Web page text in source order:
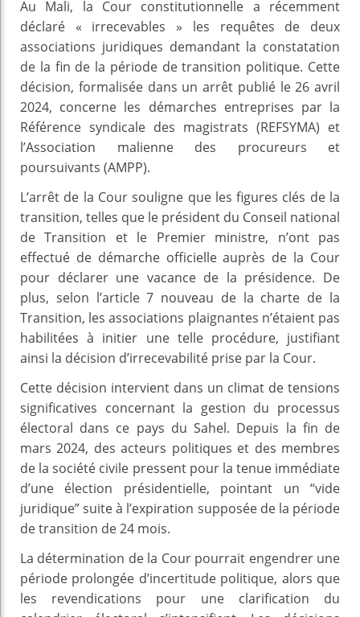
Au Mali, la Cour constitutionnelle a récemment
déclaré « irrecevables » les requêtes de deux
associations juridiques demandant la constatation
de la fin de la période de transition politique. Cette
décision, formalisée dans un arrêt publié le 26 avril
2024, concerne les démarches entreprises par la
Référence syndicale des magistrats (REFSYMA) et
l’Association malienne des procureurs et
poursuivants (AMPP).
L’arrêt de la Cour souligne que les figures clés de la
transition, telles que le président du Conseil national
de Transition et le Premier ministre, n’ont pas
effectué de démarche officielle auprès de la Cour
pour déclarer une vacance de la présidence. De
plus, selon l’article 7 nouveau de la charte de la
Transition, les associations plaignantes n’étaient pas
habilitées à initier une telle procédure, justifiant
ainsi la décision d’irrecevabilité prise par la Cour.
Cette décision intervient dans un climat de tensions
significatives concernant la gestion du processus
électoral dans ce pays du Sahel. Depuis la fin de
mars 2024, des acteurs politiques et des membres
de la société civile pressent pour la tenue immédiate
d’une élection présidentielle, pointant un “vide
juridique” suite à l’expiration supposée de la période
de transition de 24 mois.
La détermination de la Cour pourrait engendrer une
période prolongée d’incertitude politique, alors que
les revendications pour une clarification du